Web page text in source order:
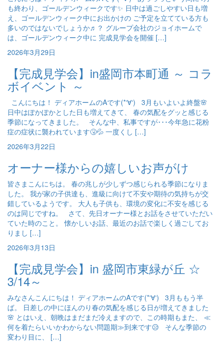
も終わり、ゴールデンウィークです✨ 日中は過ごしやすい日も増
え、ゴールデンウィーク中にお出かけの ご予定を立てている方も
多いのではないでしょうか♬？ グループ会社のジョイホームで
は、ゴールデンウィーク中に 完成見学会を開催 […]
2026年3月29日
【完成見学会】in盛岡市本町通 ～ コラ
ボイベント ～
こんにちは！ ディアホームのAです(*‘∀‘) 3月もいよいよ終盤🌸
日中はぽかぽかとした日も増えてきて、 春の気配をグッと感じる
季節になってきました。 そんな中、私事ですが･･･今年急に花粉
症の症状に襲われています🤧💦 一度くし […]
2026年3月22日
オーナー様からの嬉しいお声がけ
皆さまこんにちは。 春の兆しが少しずつ感じられる季節になりま
した。 我が家の子供達も、進級に向けて不安や期待の気持ちが交
錯しているようです。 大人も子供も、環境の変化に不安を感じる
のは同じですね。 さて、先日オーナー様とお話をさせていただい
ていた時のこと。 懐かしいお話、最近のお話で楽しく過ごしてお
りまし […]
2026年3月13日
【完成見学会】in 盛岡市東緑が丘 ☆
3/14～
みなさんこんにちは！ ディアホームのAです(*‘∀‘) 3月ももう半
ば。 日差しの中にほんのり春の気配を感じる日が増えてきました
🌸 とはいえ、朝晩はまだまだ冷えますので、この時期もまた、 ≪
何を着たらいいかわからない問題期≫到来です😥 そんな季節の
変わり目に、 […]